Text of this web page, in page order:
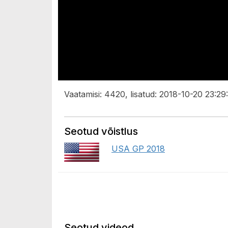
Vaatamisi: 4420, lisatud: 2018-10-20
Seotud võistlus
USA GP 2018